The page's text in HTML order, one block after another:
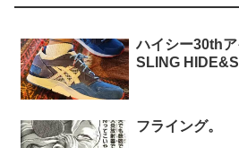
ハイシー30th
SLING
フライング。